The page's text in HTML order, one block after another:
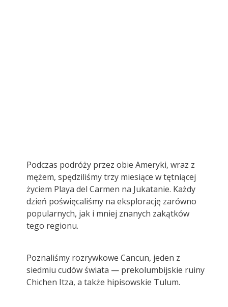
Podczas podróży przez obie Ameryki, wraz z
mężem, spędziliśmy trzy miesiące w tętniącej
życiem Playa del Carmen na Jukatanie. Każdy
dzień poświęcaliśmy na eksplorację zarówno
popularnych, jak i mniej znanych zakątków
tego regionu.
Poznaliśmy rozrywkowe Cancun, jeden z
siedmiu cudów świata — prekolumbijskie ruiny
Chichen Itza, a także hipisowskie Tulum.